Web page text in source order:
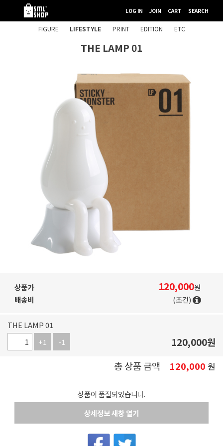
LOG IN JOIN CART SEARCH
FIGURE LIFESTYLE PRINT EDITION ETC
THE LAMP 01
상품가 120,000원
배송비
(조건)
THE LAMP 01
+1
-1 120,000원
총 상품 금액
120,000 원
상품이 품절되었습니다.
상세정보 새창 열기